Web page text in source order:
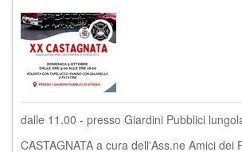
dalle 11.00 - presso Giardini Pubblici
CASTAGNATA a cura dell'Ass.ne Amici dei